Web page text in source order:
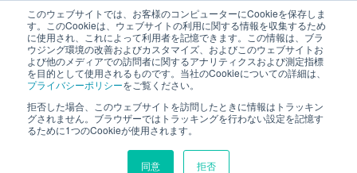
このウェブサイトでは、お客様のコンピューターにCookieを保存しま
す。このCookieは、ウェブサイトの利用に関する情報を収集するため
に使用され、これによって利用者を記憶できます。この情報は、ブラ
ウジング環境の改善およびカスタマイズ、およびこのウェブサイトお
よび他のメディアでの訪問者に関するアナリティクスおよび測定指標
を目的として使用されるものです。当社のCookieについての詳細は、
プライバシーポリシーをご覧ください。
拒否した場合、このウェブサイトを訪問したときに情報はトラッキン
グされません。ブラウザーではトラッキングを行わない設定を記憶す
るために1つのCookieが使用されます。
同意 拒否
TimeTracker RX ヘルプ
基本操作 ログイン後の画面
このページの見出し
ログイン後の画面